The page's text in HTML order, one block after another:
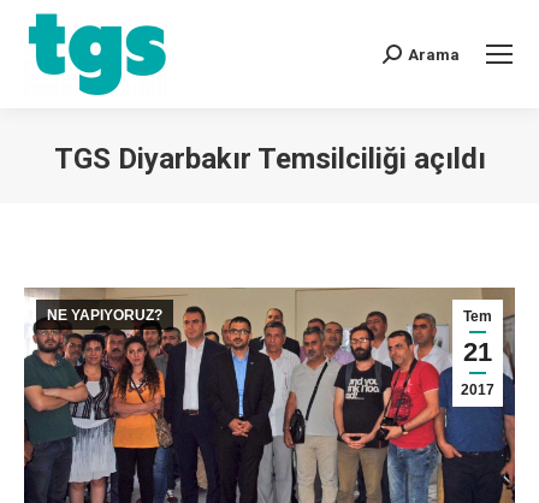
Arama
TGS Diyarbakır Temsilciliği açıldı
Tem
21
2017
NE YAPIYORUZ?